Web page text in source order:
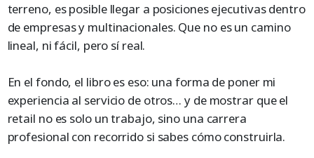
terreno, es posible llegar a posiciones ejecutivas dentro
de empresas y multinacionales. Que no es un camino
lineal, ni fácil, pero sí real.
En el fondo, el libro es eso: una forma de poner mi
experiencia al servicio de otros… y de mostrar que el
retail no es solo un trabajo, sino una carrera
profesional con recorrido si sabes cómo construirla.